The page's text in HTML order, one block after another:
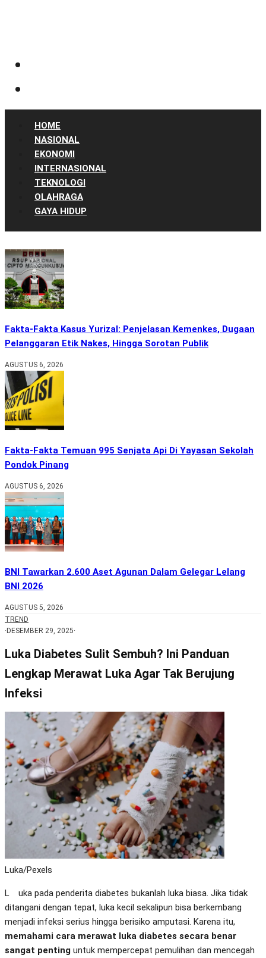
HOME
NASIONAL
EKONOMI
INTERNASIONAL
TEKNOLOGI
OLAHRAGA
GAYA HIDUP
Fakta-Fakta Kasus Yurizal: Penjelasan Kemenkes, Dugaan
Pelanggaran Etik Nakes, Hingga Sorotan Publik
AGUSTUS 6, 2026
Fakta-Fakta Temuan 995 Senjata Api Di Yayasan Sekolah
Pondok Pinang
AGUSTUS 6, 2026
BNI Tawarkan 2.600 Aset Agunan Dalam Gelegar Lelang
BNI 2026
AGUSTUS 5, 2026
TREND
· DESEMBER 29, 2025·
Luka Diabetes Sulit Sembuh? Ini Panduan
Lengkap Merawat Luka Agar Tak Berujung
Infeksi
Luka/Pexels
Luka pada penderita diabetes bukanlah luka biasa. Jika tidak
ditangani dengan tepat, luka kecil sekalipun bisa berkembang
menjadi infeksi serius hingga berisiko amputasi. Karena itu,
memahami cara merawat luka diabetes secara benar
sangat penting untuk mempercepat pemulihan dan mencegah